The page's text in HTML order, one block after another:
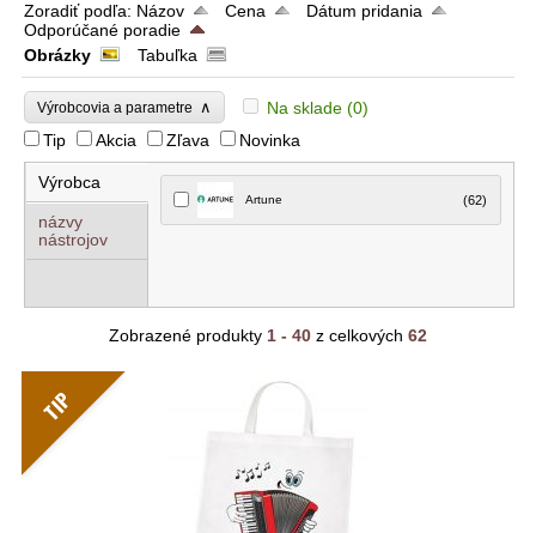
Zoradiť podľa: Názov Cena
Dátum pridania
Odporúčané poradie
Obrázky
Tabuľka
Výrobcovia a parametre ∧ Na sklade (0)
Tip
Akcia Zľava Novinka
Výrobca
názvy
nástrojov
Artune (62)
Zobrazené produkty 1 - 40 z celkových 62
TIP